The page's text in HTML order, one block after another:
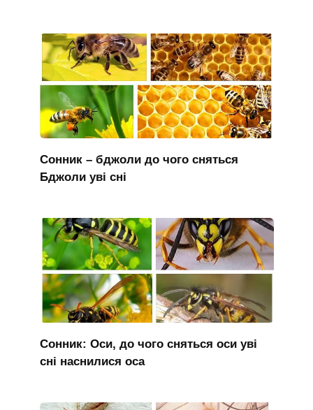
Сонник – бджоли до чого сняться
Бджоли уві сні
Сонник: Оси, до чого сняться оси уві
сні наснилися оса